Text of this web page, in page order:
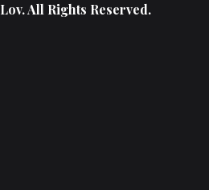
All Rights Reserved.